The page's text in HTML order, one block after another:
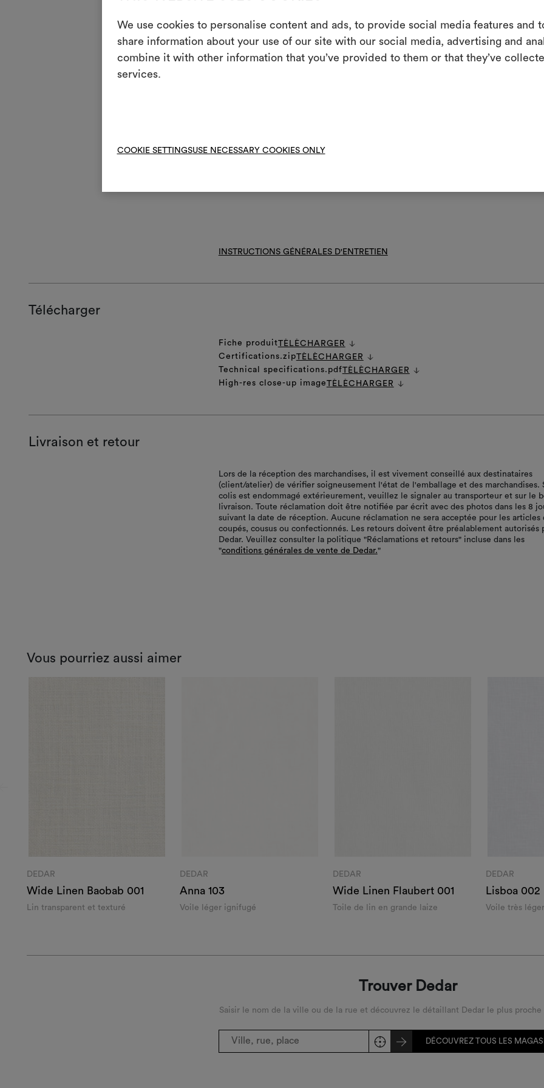
We use cookies to personalise content and ads, to provide social media features and
share information about your use of our site with our social media, advertising and
combine it with other information that you’ve provided to them or that they’ve
services.
COOKIE SETTINGSUSE NECESSARY COOKIES ONLY
T Pas résistant au chlore
H Repassage tiède
Z Faire sécher à la verticale
INSTRUCTIONS GÉNÉRALES D'ENTRETIEN
Télécharger
Fiche produitTÈLÈCHARGER
Certifications.zipTÈLÈCHARGER
Technical specifications.pdfTÈLÈCHARGER
High-res close-up imageTÈLÈCHARGER
Livraison et retour
Lors de la réception des marchandises, il est vivement conseillé aux destinataires
(client/atelier) de vérifier soigneusement l'état de l'emballage et des marchandises.
colis est endommagé extérieurement, veuillez le signaler au transporteur et sur le
livraison. Toute réclamation doit être notifiée par écrit avec des photos dans les 8
suivant la date de réception. Aucune réclamation ne sera acceptée pour les articles
coupés, cousus ou confectionnés. Les retours doivent être préalablement autorisés
Dedar. Veuillez consulter la politique "Réclamations et retours" incluse dans les
"conditions générales de vente de Dedar."
Vous pourriez aussi aimer
DEDAR
Wide Linen Baobab 001
Lin transparent et texturé
DEDAR
Anna 103
Voile léger ignifugé
DEDAR
Wide Linen Flaubert 001
Toile de lin en grande laize
DEDAR
Lisboa 002
Voile très
Trouver Dedar
Saisir le nom de la ville ou de la rue et découvrez le détaillant Dedar le plus proche
DÉCOUVREZ TOUS LES
Un instrument